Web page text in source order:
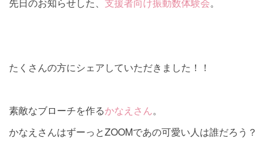
たくさんの方にシェアしていただきました！！
素敵なブローチを作るかなえさん。
かなえさんはずーっとZOOMであの可愛い人は誰だろう？